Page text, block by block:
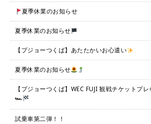
夏季休業のお知らせ
夏季休業のお知らせ
【プジョーつくば】あたたかいお心遣い
夏季休業のお知らせ
【プジョーつくば】WEC FUJI 観戦チケットプ
🏎
試乗車第二弾！！